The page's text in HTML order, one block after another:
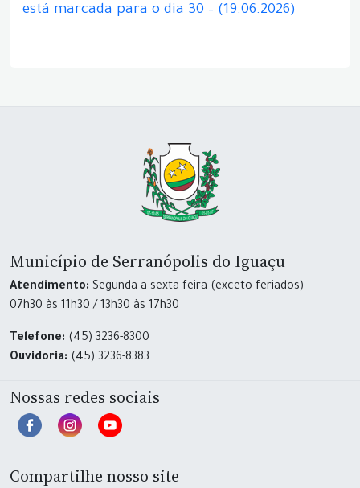
está marcada para o dia 30 – (19.06.2026)
Município de Serranópolis do Iguaçu
Atendimento: Segunda a sexta-feira (exceto feriados)
07h30 às 11h30 / 13h30 às 17h30
Telefone: (45) 3236-8300
Ouvidoria: (45) 3236-8383
Nossas redes sociais
Compartilhe nosso site